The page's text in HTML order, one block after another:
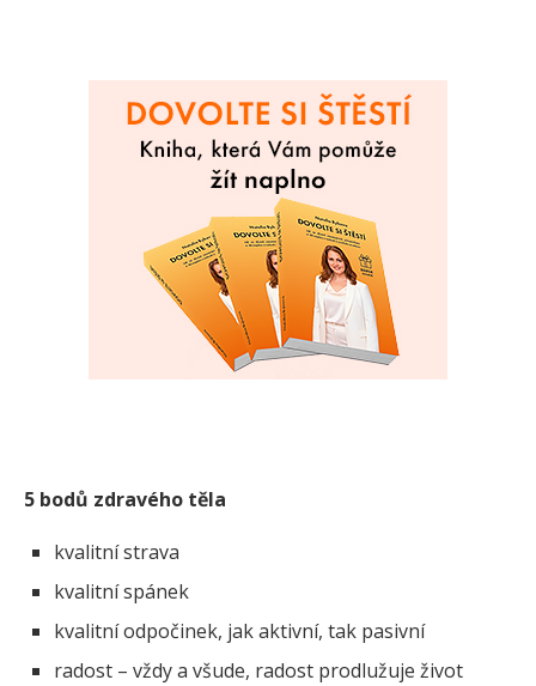
5 bodů zdravého těla
kvalitní strava
kvalitní spánek
kvalitní odpočinek, jak aktivní, tak pasivní
radost – vždy a všude, radost prodlužuje život